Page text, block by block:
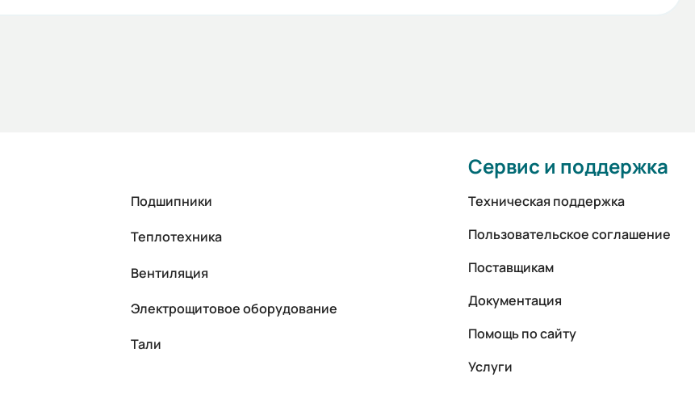
Подшипники
Теплотехника
Вентиляция
Электрощитовое оборудование
Тали
Сервис и поддержка
Техническая поддержка
Пользовательское соглашение
Поставщикам
Документация
Помощь по сайту
Услуги